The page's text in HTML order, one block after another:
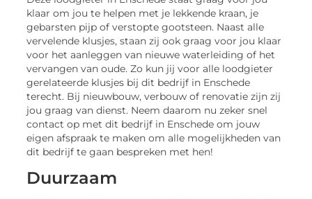
klaar om jou te helpen met je lekkende kraan, je
gebarsten pijp of verstopte gootsteen. Naast alle
vervelende klusjes, staan zij ook graag voor jou klaar
voor het aanleggen van nieuwe waterleiding of het
vervangen van oude. Zo kun jij voor alle loodgieter
gerelateerde klusjes bij dit bedrijf in Enschede
terecht. Bij nieuwbouw, verbouw of renovatie zijn zij
jou graag van dienst. Neem daarom nu zeker snel
contact op met dit bedrijf in Enschede om jouw
eigen afspraak te maken om alle mogelijkheden van
dit bedrijf te gaan bespreken met hen!
Duurzaam